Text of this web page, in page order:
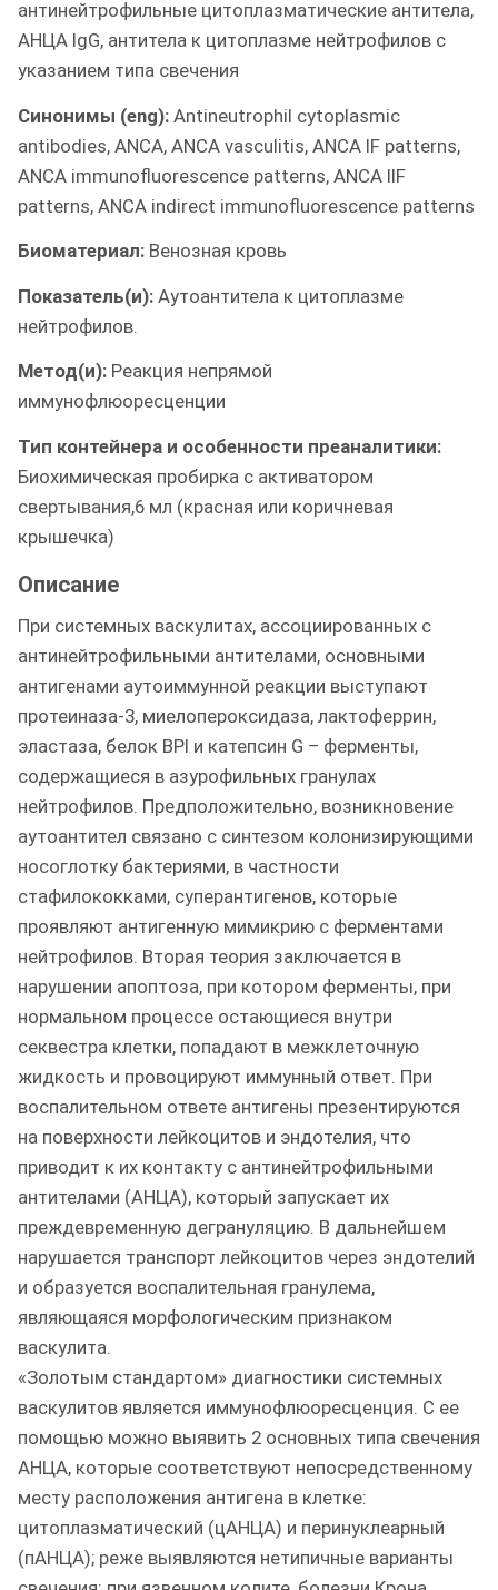
антинейтрофильные цитоплазматические антитела,
АНЦА IgG, антитела к цитоплазме нейтрофилов с
указанием типа свечения
Синонимы (eng): Antineutrophil cytoplasmic
antibodies, ANCA, ANCA vasculitis, ANCA IF patterns,
ANCA immunofluorescence patterns, ANCA IIF
patterns, ANCA indirect immunofluorescence patterns
Биоматериал: Венозная кровь
Показатель(и): Аутоантитела к цитоплазме
нейтрофилов.
Метод(и): Реакция непрямой
иммунофлюоресценции
Тип контейнера и особенности преаналитики:
Биохимическая пробирка с активатором
свертывания,6 мл (красная или коричневая
крышечка)
Описание
При системных васкулитах, ассоциированных с
антинейтрофильными антителами, основными
антигенами аутоиммунной реакции выступают
протеиназа-3, миелопероксидаза, лактоферрин,
эластаза, белок BPI и катепсин G – ферменты,
содержащиеся в азурофильных гранулах
нейтрофилов. Предположительно, возникновение
аутоантител связано с синтезом колонизирующими
носоглотку бактериями, в частности
стафилококками, суперантигенов, которые
проявляют антигенную мимикрию с ферментами
нейтрофилов. Вторая теория заключается в
нарушении апоптоза, при котором ферменты, при
нормальном процессе остающиеся внутри
секвестра клетки, попадают в межклеточную
жидкость и провоцируют иммунный ответ. При
воспалительном ответе антигены презентируются
на поверхности лейкоцитов и эндотелия, что
приводит к их контакту с антинейтрофильными
антителами (АНЦА), который запускает их
преждевременную дегрануляцию. В дальнейшем
нарушается транспорт лейкоцитов через эндотелий
и образуется воспалительная гранулема,
являющаяся морфологическим признаком
васкулита.
«Золотым стандартом» диагностики системных
васкулитов является иммунофлюоресценция. С ее
помощью можно выявить 2 основных типа свечения
АНЦА, которые соответствуют непосредственному
месту расположения антигена в клетке:
цитоплазматический (цАНЦА) и перинуклеарный
(пАНЦА); реже выявляются нетипичные варианты